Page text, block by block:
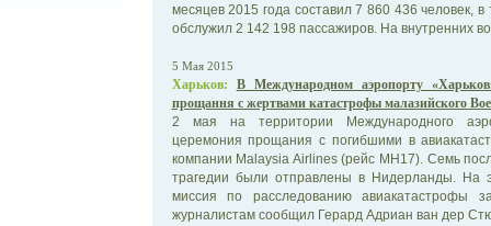
месяцев 2015 года составил 7 860 436 человек,
обслужил 2 142 198 пассажиров. На внутренних
5 Мая 2015
Харьков:
В Международном аэропорту
прощання с жертвами катастрофы малазийского
2 мая на территории Международного
церемония прощания с погибшими в
компании Malaysia Airlines (рейс MH17). Семь
трагедии были отправлены в Нидерланды. На
миссия по расследованию авиакатастрофы
журналистам сообщил Герард Адриан ван дер